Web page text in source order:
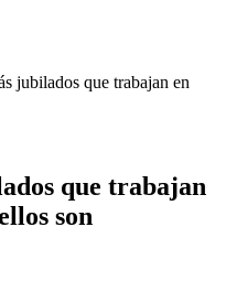
jubilados que trabajan en
que trabajan
son